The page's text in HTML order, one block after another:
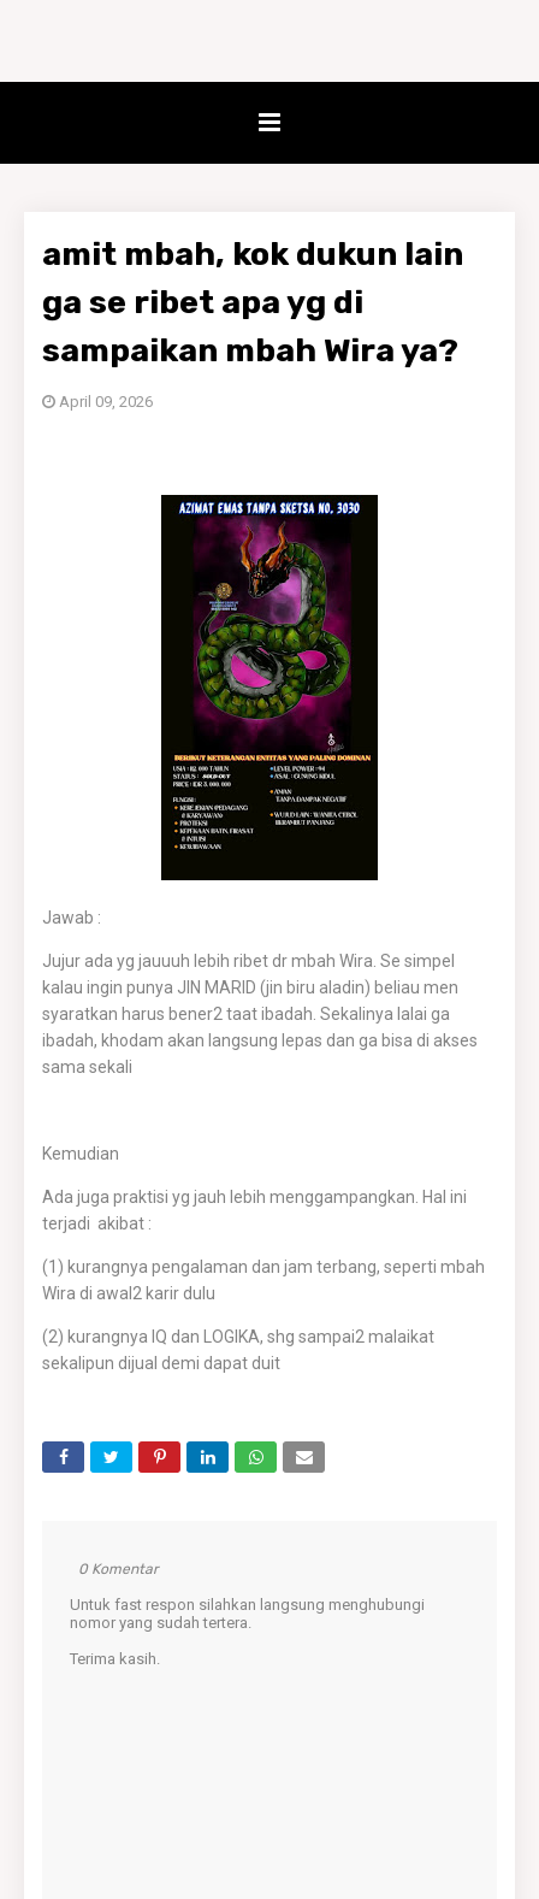
amit mbah, kok dukun lain
ga se ribet apa yg di
sampaikan mbah Wira ya?
April 09, 2026
Jawab :
Jujur ada yg jauuuh lebih ribet dr mbah Wira. Se simpel
kalau ingin punya JIN MARID (jin biru aladin) beliau men
syaratkan harus bener2 taat ibadah. Sekalinya lalai ga
ibadah, khodam akan langsung lepas dan ga bisa di akses
sama sekali
Kemudian
Ada juga praktisi yg jauh lebih menggampangkan. Hal ini
terjadi akibat :
(1) kurangnya pengalaman dan jam terbang, seperti mbah
Wira di awal2 karir dulu
(2) kurangnya IQ dan LOGIKA, shg sampai2 malaikat
sekalipun dijual demi dapat duit
0 Komentar
Untuk fast respon silahkan langsung menghubungi
nomor yang sudah tertera.
Terima kasih.